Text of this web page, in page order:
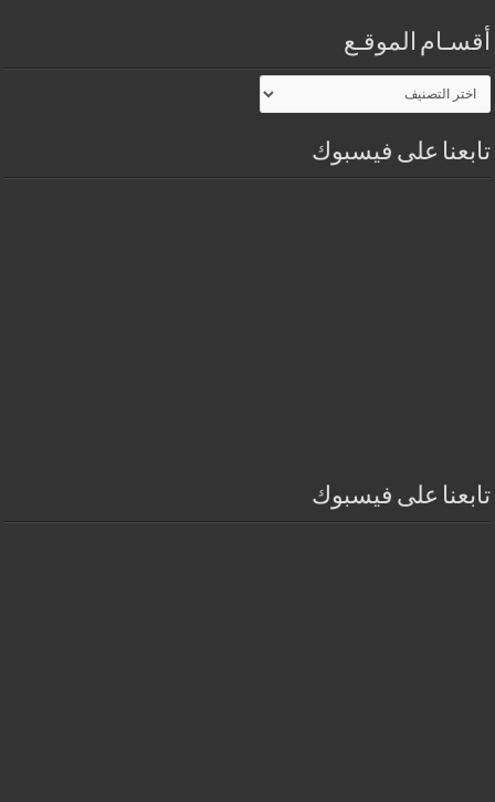
أقسـام الموقـع
أقسـام
الموقـع
تابعنا على فيسبوك
تابعنا على فيسبوك